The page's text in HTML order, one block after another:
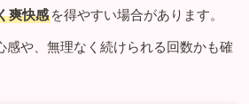
爽快感 を得やすい場合があります。
感や、無理なく続けられる回数かも確